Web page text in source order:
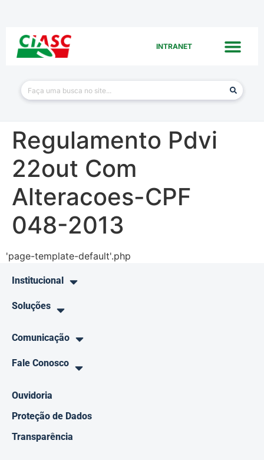
INTRANET
Regulamento Pdvi
22out Com
Alteracoes-CPF
048-2013
'page-template-default'.php
Institucional
Soluções
Comunicação
Fale Conosco
Ouvidoria
Proteção de Dados
Transparência